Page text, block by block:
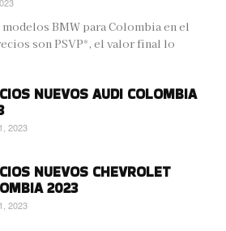
BMW para Colombia en el
son PSVP*, el valor final lo
NUEVOS AUDI COLOMBIA
2023
NUEVOS CHEVROLET
2023
2023